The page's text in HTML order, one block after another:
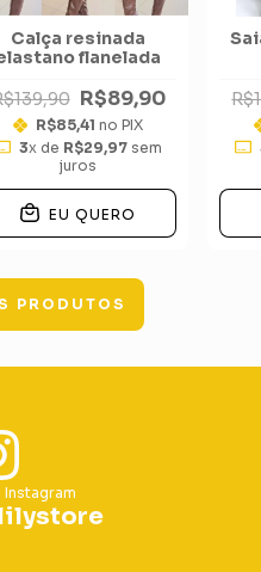
Calça resinada
flanelada
R$89,90
R$85,41 no PIX
3x de R$29,97sem
juros
EU QUERO
PRODUTOS